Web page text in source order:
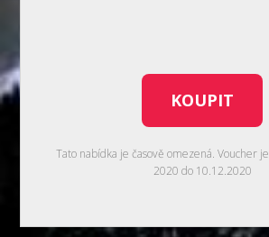
KOUPIT
Tato nabídka je časově omezená. Voucher
2020 do 10.12.2020